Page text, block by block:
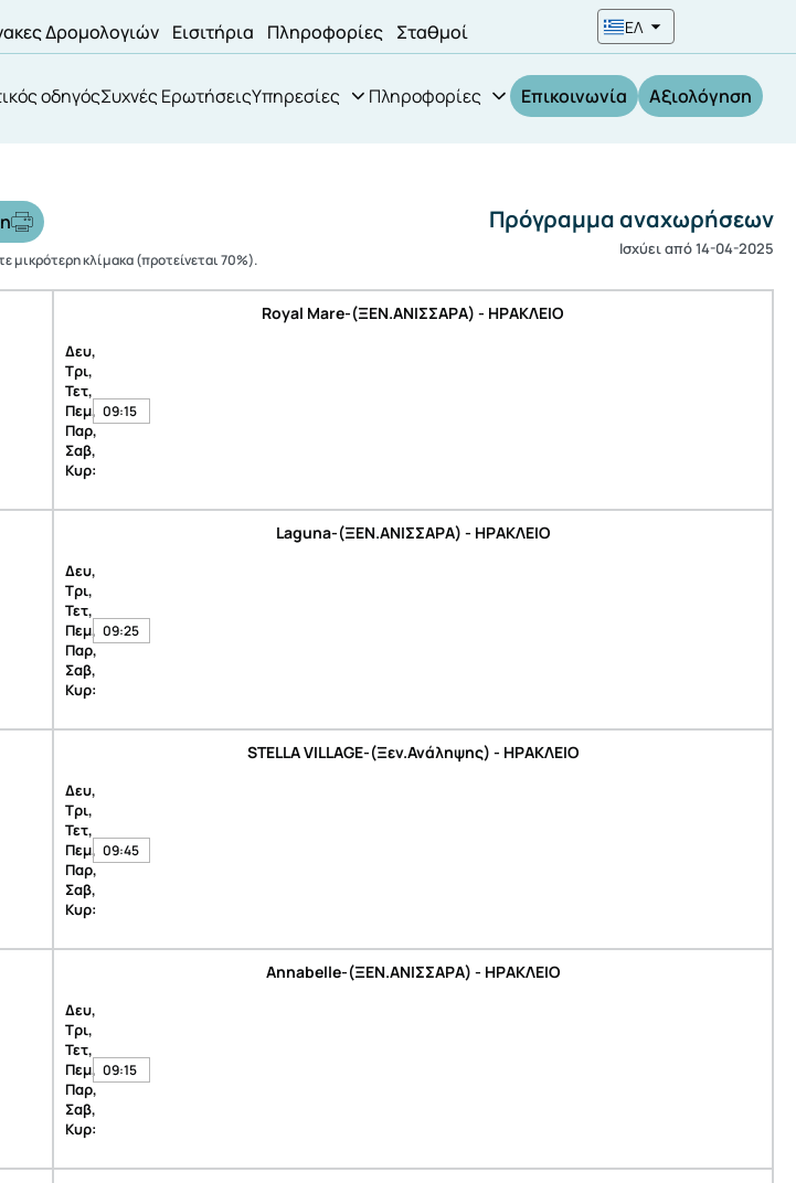
Δρομολογιών Εισιτήρια Πληροφορίες Σταθμοί ΕΛ
οδηγόςΣυχνές ΕρωτήσειςΥπηρεσίες Πληροφορίες Επικοινωνία Αξιολόγηση
μικρότερη κλίμακα (προτείνεται 70%).
Πρόγραμμα αναχωρήσεων
Ισχύει από 14-04-2025
Royal Mare-(ΞΕΝ.ΑΝΙΣΣΑΡΑ) - ΗΡΑΚΛΕΙΟ
Δευ,
Τρι,
Τετ,
Πεμ,
Παρ,
Σαβ,
Κυρ:
09:15
Laguna-(ΞΕΝ.ΑΝΙΣΣΑΡΑ) - ΗΡΑΚΛΕΙΟ
Δευ,
Τρι,
Τετ,
Πεμ,
Παρ,
Σαβ,
Κυρ:
09:25
STELLA VILLAGE-(Ξεν.Ανάληψης) - ΗΡΑΚΛΕΙΟ
Δευ,
Τρι,
Τετ,
Πεμ,
Παρ,
Σαβ,
Κυρ:
09:45
Annabelle-(ΞΕΝ.ΑΝΙΣΣΑΡΑ) - ΗΡΑΚΛΕΙΟ
Δευ,
Τρι,
Τετ,
Πεμ,
Παρ,
Σαβ,
Κυρ:
09:15